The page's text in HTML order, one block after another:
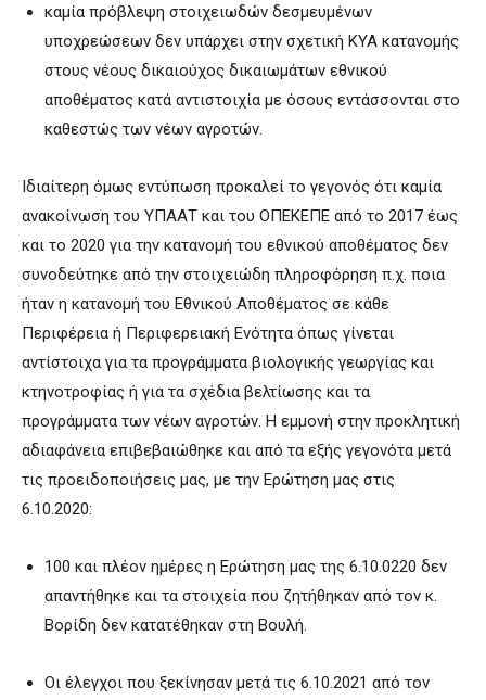
καμία πρόβλεψη στοιχειωδών δεσμευμένων
υποχρεώσεων δεν υπάρχει στην σχετική ΚΥΑ κατανομής
στους νέους δικαιούχος δικαιωμάτων εθνικού
αποθέματος κατά αντιστοιχία με όσους εντάσσονται στο
καθεστώς των νέων αγροτών.
Ιδιαίτερη όμως εντύπωση προκαλεί το γεγονός ότι καμία
ανακοίνωση του ΥΠΑΑΤ και του ΟΠΕΚΕΠΕ από το 2017 έως
και το 2020 για την κατανομή του εθνικού αποθέματος δεν
συνοδεύτηκε από την στοιχειώδη πληροφόρηση π.χ. ποια
ήταν η κατανομή του Εθνικού Αποθέματος σε κάθε
Περιφέρεια ή Περιφερειακή Ενότητα όπως γίνεται
αντίστοιχα για τα προγράμματα βιολογικής γεωργίας και
κτηνοτροφίας ή για τα σχέδια βελτίωσης και τα
προγράμματα των νέων αγροτών. Η εμμονή στην προκλητική
αδιαφάνεια επιβεβαιώθηκε και από τα εξής γεγονότα μετά
τις προειδοποιήσεις μας, με την Ερώτηση μας στις
6.10.2020:
100 και πλέον ημέρες η Ερώτηση μας της 6.10.0220 δεν
απαντήθηκε και τα στοιχεία που ζητήθηκαν από τον κ.
Βορίδη δεν κατατέθηκαν στη Βουλή.
Οι έλεγχοι που ξεκίνησαν μετά τις 6.10.2021 από τον